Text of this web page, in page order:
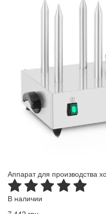
Аппарат для производства
В наличии